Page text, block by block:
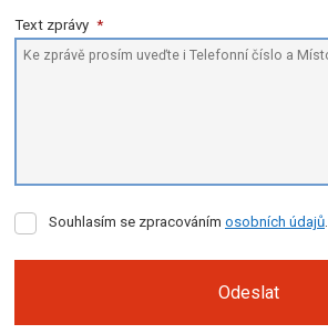
Text zprávy *
Souhlasím
zpracováním
Souhlasím se zpracováním osobních údajů.
Odeslat